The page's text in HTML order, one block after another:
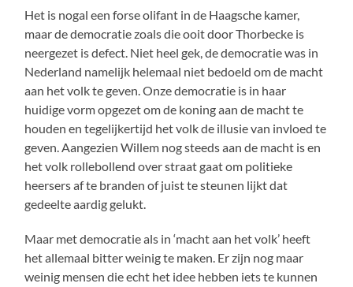
Het is nogal een forse olifant in de Haagsche kamer,
maar de democratie zoals die ooit door Thorbecke is
neergezet is defect. Niet heel gek, de democratie was in
Nederland namelijk helemaal niet bedoeld om de macht
aan het volk te geven. Onze democratie is in haar
huidige vorm opgezet om de koning aan de macht te
houden en tegelijkertijd het volk de illusie van invloed te
geven. Aangezien Willem nog steeds aan de macht is en
het volk rollebollend over straat gaat om politieke
heersers af te branden of juist te steunen lijkt dat
gedeelte aardig gelukt.
Maar met democratie als in ‘macht aan het volk’ heeft
het allemaal bitter weinig te maken. Er zijn nog maar
weinig mensen die echt het idee hebben iets te kunnen